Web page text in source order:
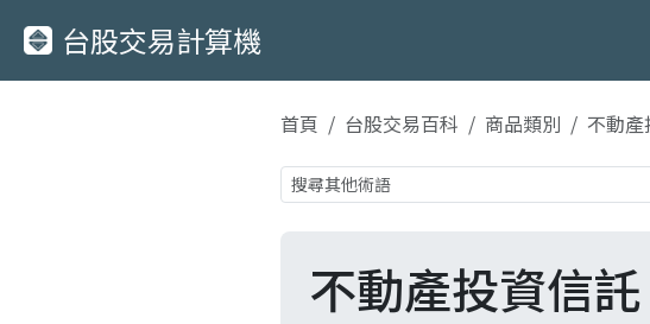
台股交易計算機
首頁 台股交易百科 商品類別 不動
不動產投資信託